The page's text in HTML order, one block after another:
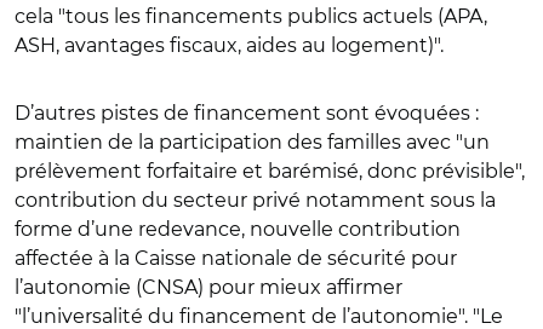
cela "tous les financements publics actuels (APA,
ASH, avantages fiscaux, aides au logement)".
D’autres pistes de financement sont évoquées :
maintien de la participation des familles avec "un
prélèvement forfaitaire et barémisé, donc prévisible",
contribution du secteur privé notamment sous la
forme d’une redevance, nouvelle contribution
affectée à la Caisse nationale de sécurité pour
l’autonomie (CNSA) pour mieux affirmer
" l’universalité du financement de l’autonomie". "Le